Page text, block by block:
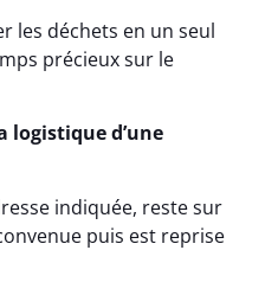
les déchets en un seul
précieux sur le
logistique d’une
indiquée, reste sur
puis est reprise